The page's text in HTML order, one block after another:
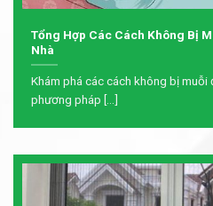
Tổng Hợp Các Cách Không Bị
Nhà
Khám phá các cách không bị
phương pháp [...]